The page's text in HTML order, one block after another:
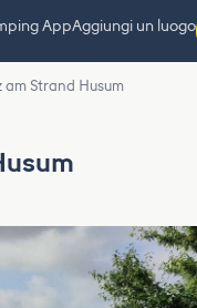
AppAggiungi un luogo
am Strand Husum